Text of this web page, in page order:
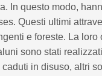
In questo modo,
Questi ultimi
e foreste. La loro
sono stati
in disuso, altri